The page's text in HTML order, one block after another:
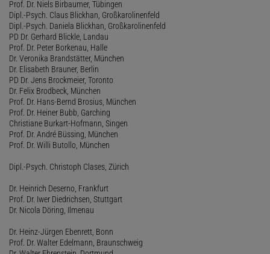
Prof. Dr. Niels Birbaumer, Tübingen
Dipl.-Psych. Claus Blickhan, Großkarolinenfeld
Dipl.-Psych. Daniela Blickhan, Großkarolinenfeld
PD Dr. Gerhard Blickle, Landau
Prof. Dr. Peter Borkenau, Halle
Dr. Veronika Brandstätter, München
Dr. Elisabeth Brauner, Berlin
PD Dr. Jens Brockmeier, Toronto
Dr. Felix Brodbeck, München
Prof. Dr. Hans-Bernd Brosius, München
Prof. Dr. Heiner Bubb, Garching
Christiane Burkart-Hofmann, Singen
Prof. Dr. André Büssing, München
Prof. Dr. Willi Butollo, München
Dipl.-Psych. Christoph Clases, Zürich
Dr. Heinrich Deserno, Frankfurt
Prof. Dr. Iwer Diedrichsen, Stuttgart
Dr. Nicola Döring, Ilmenau
Dr. Heinz-Jürgen Ebenrett, Bonn
Prof. Dr. Walter Edelmann, Braunschweig